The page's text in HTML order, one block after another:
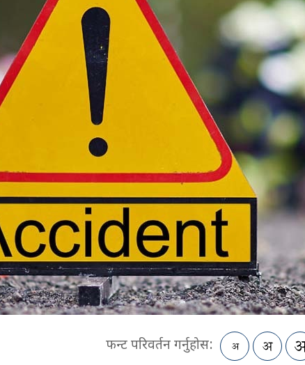
फन्ट परिवर्तन गर्नुहोस: